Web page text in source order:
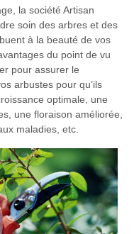
la société Artisan
soin des arbres et des
à la beauté de vos
du point de vu
pour assurer le
arbustes pour qu’ils
optimale, une
une floraison améliorée,
maladies, etc.